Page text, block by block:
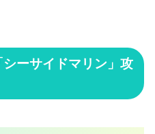
ーサイドマリン」攻